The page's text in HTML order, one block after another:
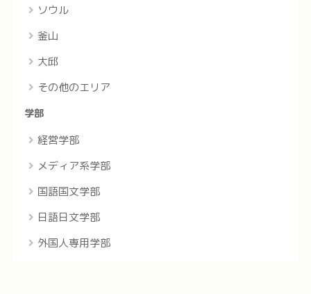
ソウル
釜山
大邱
その他のエリア
学部
経営学部
メディア系学部
国語国文学部
日語日文学部
外国人専用学部